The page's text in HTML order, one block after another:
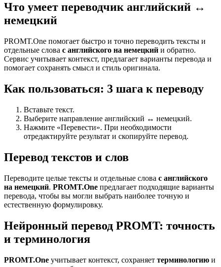
Что умеет переводчик английский ↔
немецкий
PROMT.One помогает быстро и точно переводить тексты и
отдельные слова с английского на немецкий и обратно.
Сервис учитывает контекст, предлагает варианты перевода и
помогает сохранять смысл и стиль оригинала.
Как пользоваться: 3 шага к переводу
Вставьте текст.
Выберите направление английский ↔ немецкий.
Нажмите «Перевести». При необходимости
отредактируйте результат и скопируйте перевод.
Перевод текстов и слов
Переводите целые тексты и отдельные слова с английского
на немецкий. PROMT.One предлагает подходящие варианты
перевода, чтобы вы могли выбрать наиболее точную и
естественную формулировку.
Нейронный перевод PROMT: точность
и терминология
PROMT.One учитывает контекст, сохраняет терминологию и